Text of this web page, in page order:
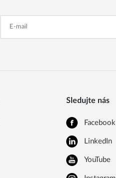
Sledujte nás
Facebook
LinkedIn
YouTube